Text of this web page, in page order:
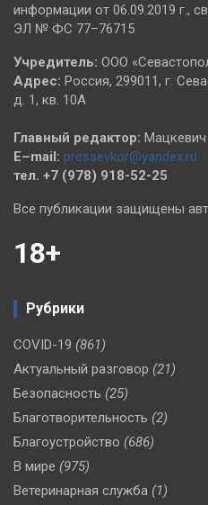
информации от 06.09.2019 г.,
ЭЛ № ФС 77–76715
Учредитель: ООО
Адрес: Россия, 299011, г.
д. 1, кв. 10А
Главный редактор: Мацкевич
E–mail: pressevkor@yandex.ru
тел. +7 (978) 918-52-25
Все публикации защищены
18+
Рубрики
COVID-19 (861)
Актуальный разговор (21)
Безопасность (25)
Благотворительность (2)
Благоустройство (686)
В мире (975)
Ветеринарная служба (1)